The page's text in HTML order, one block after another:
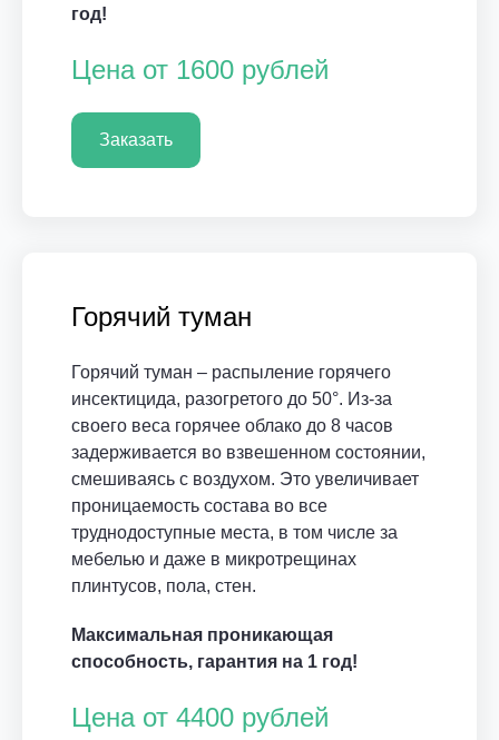
год!
Цена от 1600 рублей
Заказать
Горячий туман
Горячий туман – распыление горячего
инсектицида, разогретого до 50°. Из-за
своего веса горячее облако до 8 часов
задерживается во взвешенном состоянии,
смешиваясь с воздухом. Это увеличивает
проницаемость состава во все
труднодоступные места, в том числе за
мебелью и даже в микротрещинах
плинтусов, пола, стен.
Максимальная проникающая
способность, гарантия на 1 год!
Цена от 4400 рублей